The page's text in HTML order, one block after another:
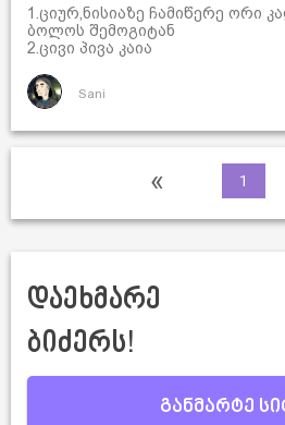
1.ციურ,ნისიაზე ჩამიწერე ორი
ბოლოს შემოგიტან
2.ცივი პივა კაია
Sani
« 1
დაეხმარე
ბიძერს!
განმარტე